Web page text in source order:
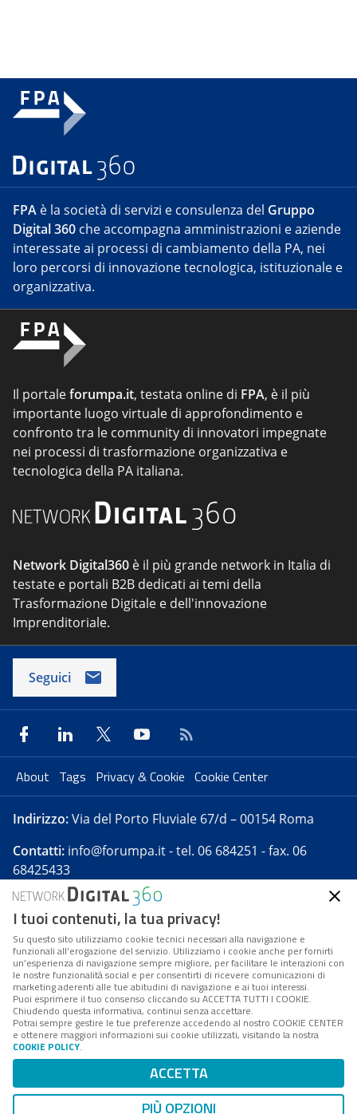
FPA è la società di servizi e consulenza del Gruppo
Digital 360 che accompagna amministrazioni e aziende
interessate ai processi di cambiamento della PA, nei
loro percorsi di innovazione tecnologica, istituzionale e
organizzativa.
Il portaleforumpa.it, testata online di FPA, è il più
importante luogo virtuale di approfondimento e
confronto tra le community di innovatori impegnate
nei processi di trasformazione organizzativa e
tecnologica della PA italiana.
Network Digital360 è il più grande network in Italia di
testate e portali B2B dedicati ai temi della
Trasformazione Digitale e dell'innovazione
Imprenditoriale.
Seguici
About Tags Privacy & Cookie Cookie Center
Indirizzo:Via del Porto Fluviale 67/d – 00154 Roma
Contatti: info@forumpa.it- tel. 06 684251 - fax. 06
68425433
Forumpa.itè una pubblicazione telematica iscritta
presso Registro della stampa del Tribunale di Roma -
Reg. n. 182 del 2 maggio 2008 - Direttore resp. Michela
Stentella
FPA s.r.l. è società soggetta a Direzione e
Coordinamento da parte di Digital360 S.p.A. - FPA s.r.l.
è un'azienda certificata per il sistema di management
Codice Fiscale/Partita IVA n. 10693191008 - R.E.A. Roma
n. 1249791. ISP AWS
Mappa del sito
I tuoi contenuti, la tua privacy!
Su questo sito utilizziamo cookie tecnici necessari alla navigazione e
funzionali all’erogazione del servizio. Utilizziamo i cookie anche per fornirti
un’esperienza di navigazione sempre migliore, per facilitare le interazioni con
le nostre funzionalità social e per consentirti di ricevere comunicazioni di
marketing aderenti alle tue abitudini di navigazione e ai tuoi interessi.
Puoi esprimere il tuo consenso cliccando su ACCETTA TUTTI I COOKIE.
Chiudendo questa informativa, continui senza accettare.
Potrai sempre gestire le tue preferenze accedendo al nostro COOKIE CENTER
e ottenere maggiori informazioni sui cookie utilizzati, visitando la nostra
COOKIE POLICY.
ACCETTA
PIÙ OPZIONI